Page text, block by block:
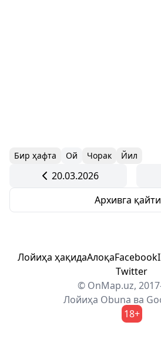
Бир ҳафта Ой Чорак Йил
20.03.2026
Архивга
Лойиҳа ҳақидаАлоқаFacebook
Twitter
© OnMap.uz,
Лойиҳа Obuna ва
18+